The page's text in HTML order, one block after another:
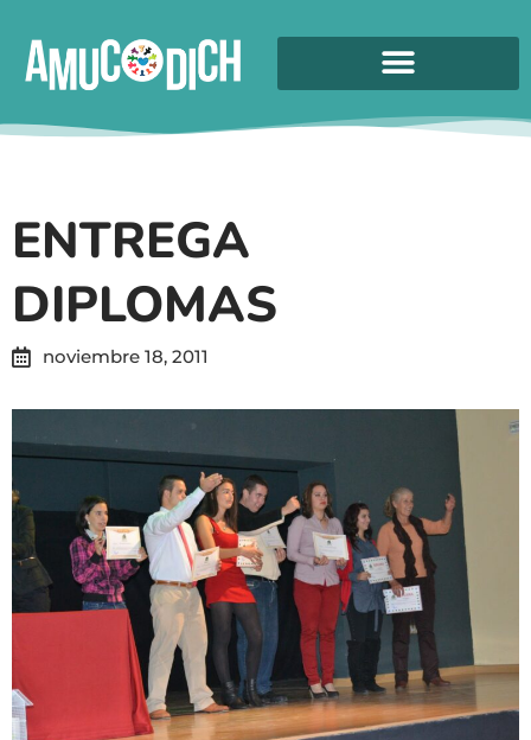
ENTREGA
DIPLOMAS
noviembre 18, 2011